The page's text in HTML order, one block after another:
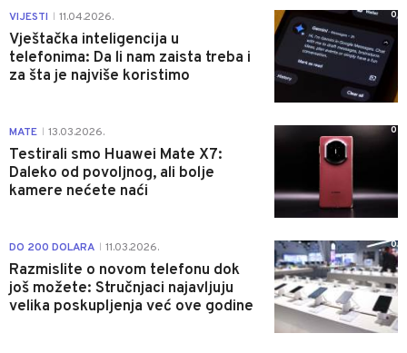
VIJESTI 11.04.2026.
Vještačka inteligencija u
telefonima: Da li nam zaista treba i
za šta je najviše koristimo
0
MATE 13.03.2026.
Testirali smo Huawei Mate X7:
Daleko od povoljnog, ali bolje
kamere nećete naći
0
DO 200 DOLARA 11.03.2026.
Razmislite o novom telefonu dok
još možete: Stručnjaci najavljuju
velika poskupljenja već ove godine
0